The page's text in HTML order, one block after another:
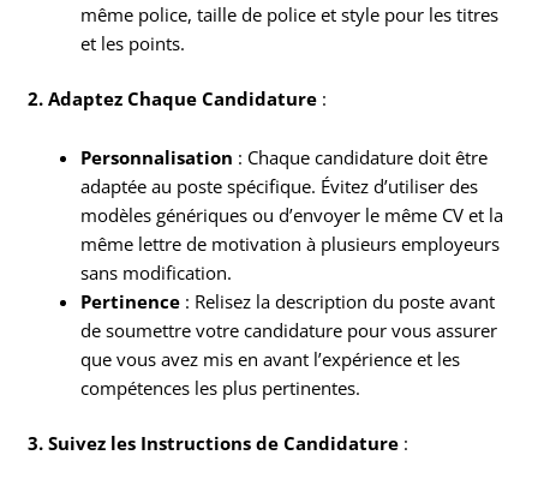
même police, taille de police et style pour les titres
et les points.
2. Adaptez Chaque Candidature :
Personnalisation : Chaque candidature doit être
adaptée au poste spécifique. Évitez d’utiliser des
modèles génériques ou d’envoyer le même CV et la
même lettre de motivation à plusieurs employeurs
sans modification.
Pertinence : Relisez la description du poste avant
de soumettre votre candidature pour vous assurer
que vous avez mis en avant l’expérience et les
compétences les plus pertinentes.
3. Suivez les Instructions de Candidature :